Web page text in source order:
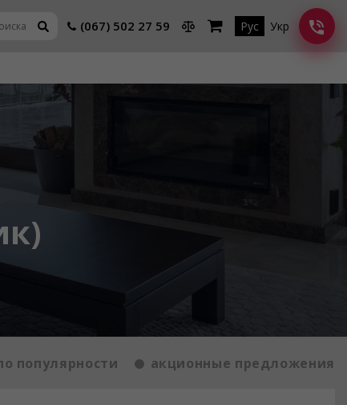
(067) 502 27 59 Рус Укр
популярности акционные предложения